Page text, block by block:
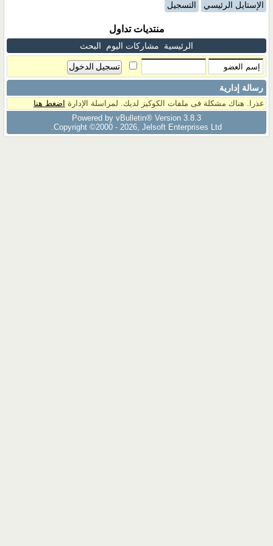
الإستايل الرئيسي التسجيل
منتديات تداول
الرئيسية مشاركات اليوم البحث
رسالة إدارية
عذرا. هناك مشكلة فى ملفات الكوكيز لديك. لمراسلة الإدارة اضغط هنا
Powered by vBulletin® Version 3.8.3
Copyright ©2000 - 2026, Jelsoft Enterprises Ltd.